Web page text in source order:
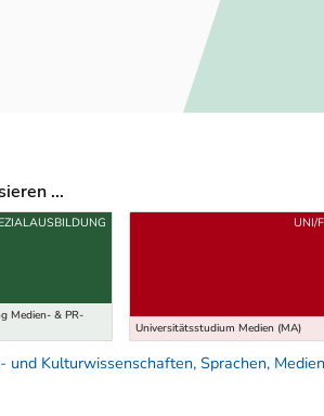
...
Medien- & PR-
Universitätsstudium Medien (MA)
UNI/
Kulturwissenschaften, Sprachen,